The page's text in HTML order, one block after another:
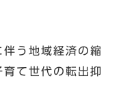
伴う地域経済の縮
て世代の転出抑